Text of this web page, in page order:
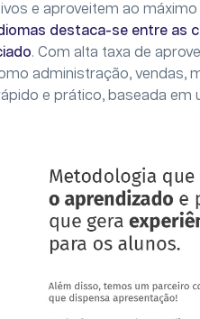
e aproveitem ao máximo
destaca-se entre as
. Com alta taxa de
administração, vendas,
e prático, baseada em